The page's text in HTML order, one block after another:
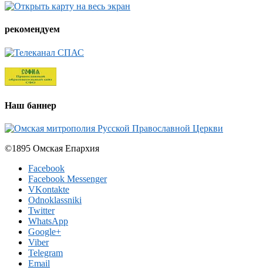
рекомендуем
Наш баннер
©1895 Омская Епархия
Facebook
Facebook Messenger
VKontakte
Odnoklassniki
Twitter
WhatsApp
Google+
Viber
Telegram
Email